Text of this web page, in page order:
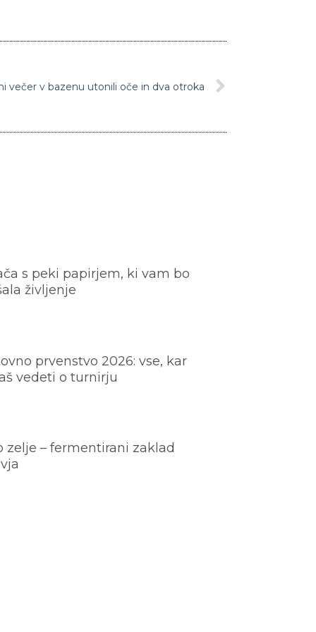
večer v bazenu utonili oče in dva otroka
s peki papirjem, ki vam bo
življenje
prvenstvo 2026: vse, kar
vedeti o turnirju
zelje – fermentirani zaklad